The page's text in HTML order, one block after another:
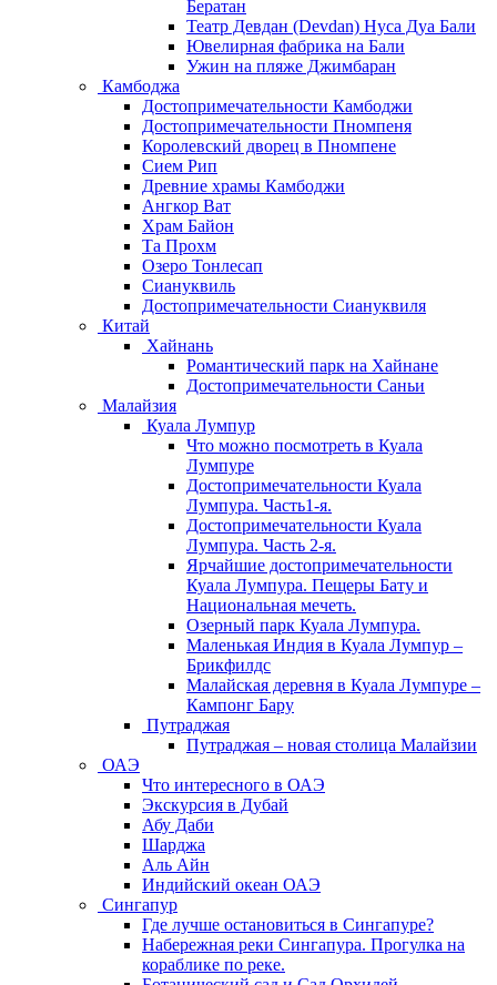
Бератан
Театр Девдан (Devdan) Нуса Дуа Бали
Ювелирная фабрика на Бали
Ужин на пляже Джимбаран
Камбоджа
Достопримечательности Камбоджи
Достопримечательности Пномпеня
Королевский дворец в Пномпене
Сием Рип
Древние храмы Камбоджи
Ангкор Ват
Храм Байон
Та Прохм
Озеро Тонлесап
Сиануквиль
Достопримечательности Сиануквиля
Китай
Хайнань
Романтический парк на Хайнане
Достопримечательности Саньи
Малайзия
Куала Лумпур
Что можно посмотреть в Куала
Лумпуре
Достопримечательности Куала
Лумпура. Часть1-я.
Достопримечательности Куала
Лумпура. Часть 2-я.
Ярчайшие достопримечательности
Куала Лумпура. Пещеры Бату и
Национальная мечеть.
Озерный парк Куала Лумпура.
Маленькая Индия в Куала Лумпур –
Брикфилдс
Малайская деревня в Куала Лумпуре –
Кампонг Бару
Путраджая
Путраджая – новая столица Малайзии
ОАЭ
Что интересного в ОАЭ
Экскурсия в Дубай
Абу Даби
Шарджа
Аль Айн
Индийский океан ОАЭ
Сингапур
Где лучше остановиться в Сингапуре?
Набережная реки Сингапура. Прогулка на
кораблике по реке.